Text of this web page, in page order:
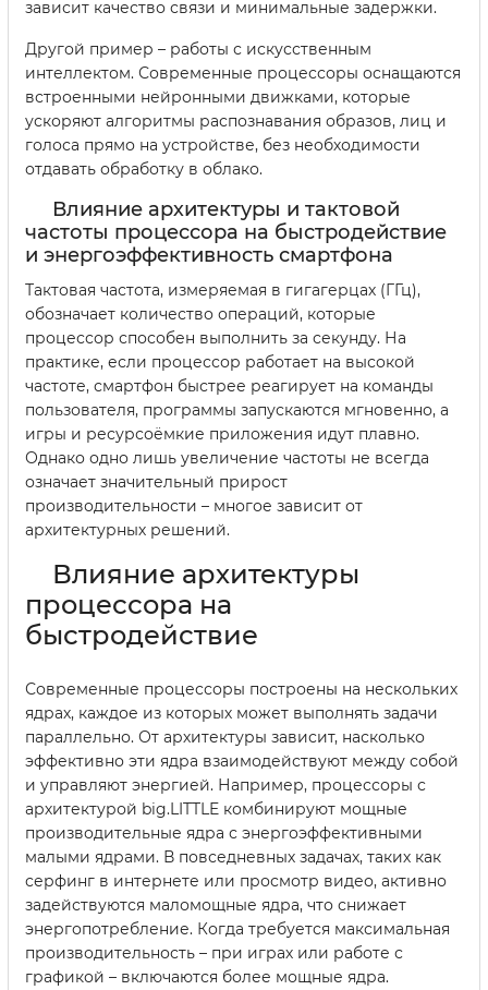
зависит качество связи и минимальные задержки.
Другой пример – работы с искусственным
интеллектом. Современные процессоры оснащаются
встроенными нейронными движками, которые
ускоряют алгоритмы распознавания образов, лиц и
голоса прямо на устройстве, без необходимости
отдавать обработку в облако.
Влияние архитектуры и тактовой
частоты процессора на быстродействие
и энергоэффективность смартфона
Тактовая частота, измеряемая в гигагерцах (ГГц),
обозначает количество операций, которые
процессор способен выполнить за секунду. На
практике, если процессор работает на высокой
частоте, смартфон быстрее реагирует на команды
пользователя, программы запускаются мгновенно, а
игры и ресурсоёмкие приложения идут плавно.
Однако одно лишь увеличение частоты не всегда
означает значительный прирост
производительности – многое зависит от
архитектурных решений.
Влияние архитектуры
процессора на
быстродействие
Современные процессоры построены на нескольких
ядрах, каждое из которых может выполнять задачи
параллельно. От архитектуры зависит, насколько
эффективно эти ядра взаимодействуют между собой
и управляют энергией. Например, процессоры с
архитектурой big.LITTLE комбинируют мощные
производительные ядра с энергоэффективными
малыми ядрами. В повседневных задачах, таких как
серфинг в интернете или просмотр видео, активно
задействуются маломощные ядра, что снижает
энергопотребление. Когда требуется максимальная
производительность – при играх или работе с
графикой – включаются более мощные ядра.